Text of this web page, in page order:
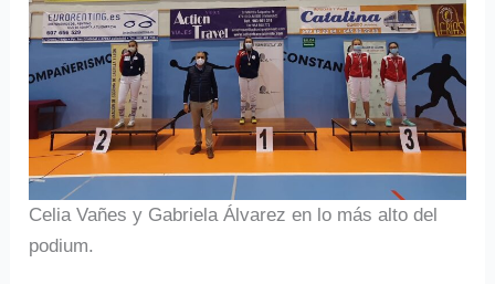
Celia Vañes y Gabriela Álvarez en lo más alto del
podium.